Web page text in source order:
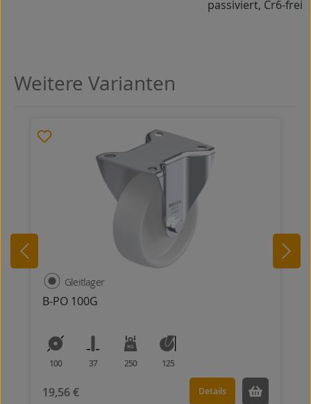
passiviert, Cr6-frei
Produktgalerie überspringen
Weitere Varianten
B-PO 100G
Gleitlager
100 37 250 125
19,56 € Details